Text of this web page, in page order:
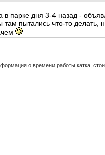
в парке дня 3-4 назад -
там пытались что-то делать,
о времени работы катка,